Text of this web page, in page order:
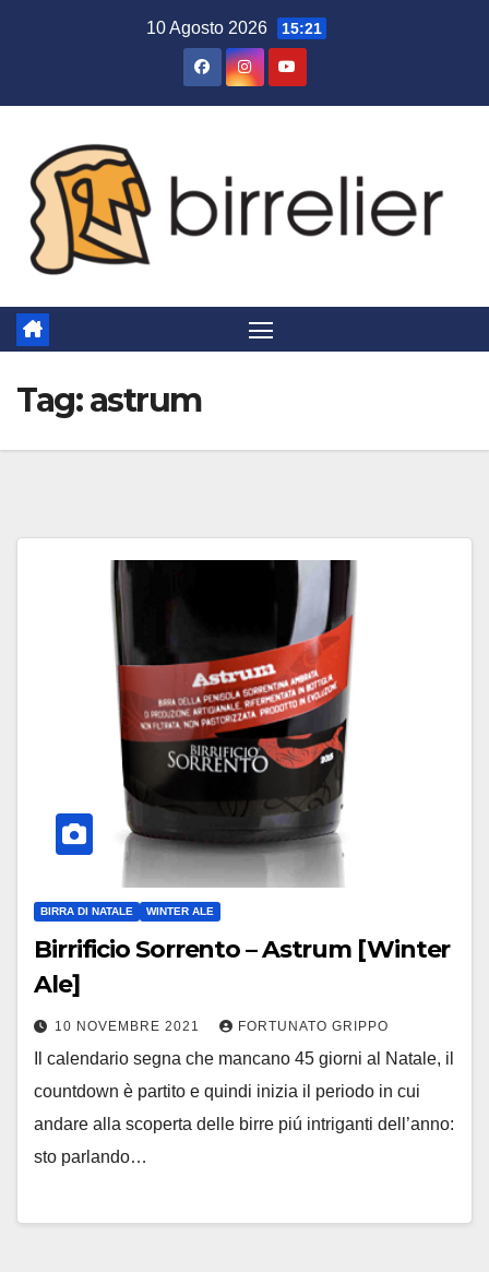
10 Agosto 2026 15:21
Tag:astrum
BIRRA DI NATALE WINTER ALE
Birrificio Sorrento – Astrum [Winter
Ale]
10 NOVEMBRE 2021 FORTUNATO GRIPPO
Il calendario segna che mancano 45 giorni al Natale, il
countdown è partito e quindi inizia il periodo in cui
andare alla scoperta delle birre piú intriganti dell’anno:
sto parlando…